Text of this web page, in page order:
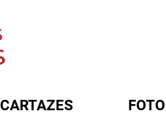
CARTAZES